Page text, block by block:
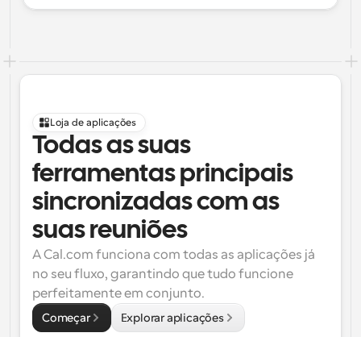
Loja de aplicações
Todas as suas
ferramentas principais
sincronizadas com as
suas reuniões
A Cal.com funciona com todas as aplicações já
no seu fluxo, garantindo que tudo funcione
perfeitamente em conjunto.
Começar Explorar aplicações